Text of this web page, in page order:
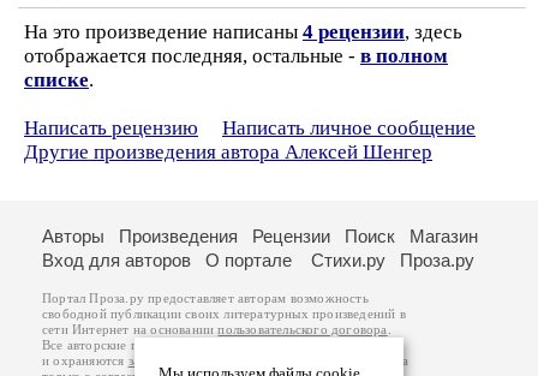
На это произведение написаны 4 рецензии, здесь
отображается последняя, остальные - в полном
списке.
Написать рецензию
Написать личное сообщение
Другие произведения автора Алексей Шенгер
Авторы Произведения Рецензии Поиск
Магазин
Вход для авторов
О портале Стихи.ру Проза.ру
Портал Проза.ру предоставляет авторам возможность
свободной публикации своих литературных произведений в
сети Интернет на основаниипользовательского договора
Все авторские права на произведения принадлежат авторам
и охраняются законом
. Перепечатка произведений возможна